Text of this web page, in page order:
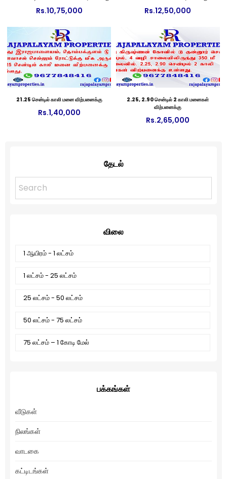
Rs.10,75,000 Rs.12,50,000
21.25 சென்டில் காலி மனை விற்பனைக்கு
Rs.1,40,000
2.25, 2.90 சென்டில் 2 காலி மனைகள்
விற்பனைக்கு
Rs.2,65,000
தேடல்
விலை
1 ஆயிரம் - 1 லட்சம்
1 லட்சம் - 25 லட்சம்
25 லட்சம் - 50 லட்சம்
50 லட்சம் - 75 லட்சம்
75 லட்சம் – 1 கோடி மேல்
பக்கங்கள்
வீடுகள்
நிலங்கள்
வாடகை
கட்டிடங்கள்